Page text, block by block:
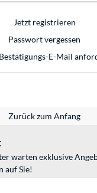
Jetzt registrieren
Passwort vergessen
E-Mail
Zurück zum Anfang
warten exklusive
auf Sie!